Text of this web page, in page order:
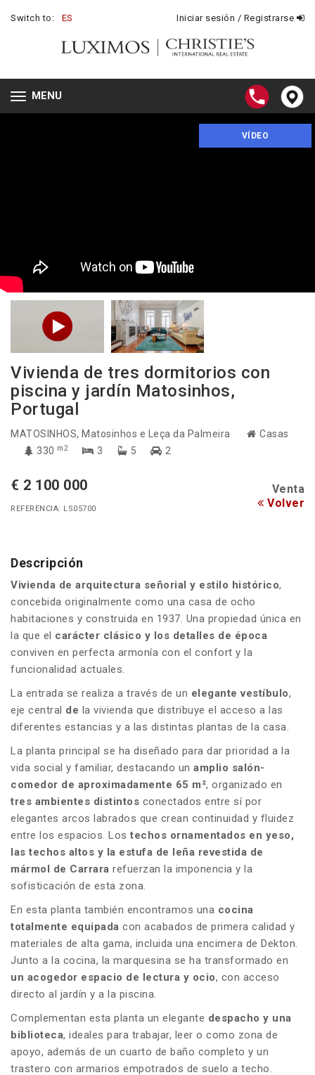
Switch to: ES Iniciar sesión / Registrarse
Toggle
navigation
MENU
VÍDEO
Vivienda de tres dormitorios con
piscina y jardín Matosinhos,
Portugal
MATOSINHOS, Matosinhos e Leça da Palmeira
Casas
330 m2 3 5 2
€ 2 100 000 Venta
REFERENCIA: LS05700 Volver
Descripción
Vivienda de arquitectura señorial y estilo histórico,
concebida originalmente como una casa de ocho
habitaciones y construida en 1937. Una propiedad única en
la que el carácter clásico y los detalles de época
conviven en perfecta armonía con el confort y la
funcionalidad actuales.
La entrada se realiza a través de un elegante vestíbulo,
eje central de la vivienda que distribuye el acceso a las
diferentes estancias y a las distintas plantas de la casa.
La planta principal se ha diseñado para dar prioridad a la
vida social y familiar, destacando un amplio salón-
comedor de aproximadamente 65 m², organizado en
tres ambientes distintos conectados entre sí por
elegantes arcos labrados que crean continuidad y fluidez
entre los espacios. Los techos ornamentados en yeso,
las techos altos y la estufa de leña revestida de
mármol de Carrara refuerzan la imponencia y la
sofisticación de esta zona.
En esta planta también encontramos una cocina
totalmente equipada con acabados de primera calidad y
materiales de alta gama, incluida una encimera de Dekton.
Junto a la cocina, la marquesina se ha transformado en
un acogedor espacio de lectura y ocio, con acceso
directo al jardín y a la piscina.
Complementan esta planta un elegante despacho y una
biblioteca, ideales para trabajar, leer o como zona de
apoyo, además de un cuarto de baño completo y un
trastero con armarios empotrados de suelo a techo.